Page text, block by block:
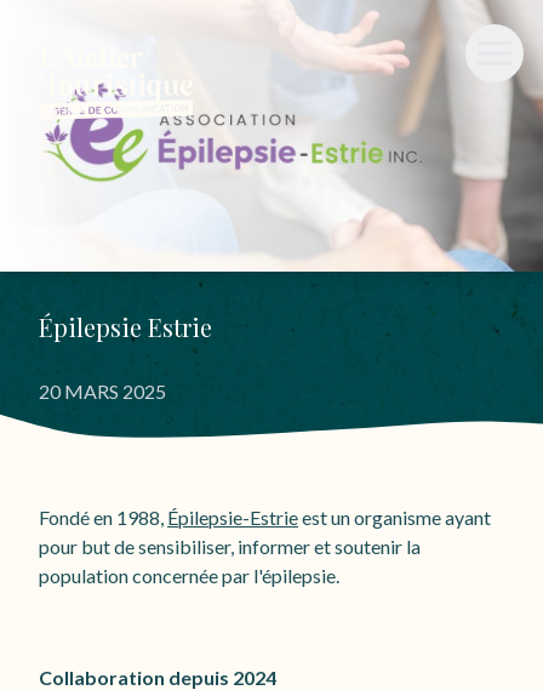
Épilepsie Estrie
20 MARS 2025
Fondé en 1988, Épilepsie-Estrieest un organisme ayant
pour but de sensibiliser, informer et soutenir la
population concernée par l'épilepsie.
Collaboration depuis 2024